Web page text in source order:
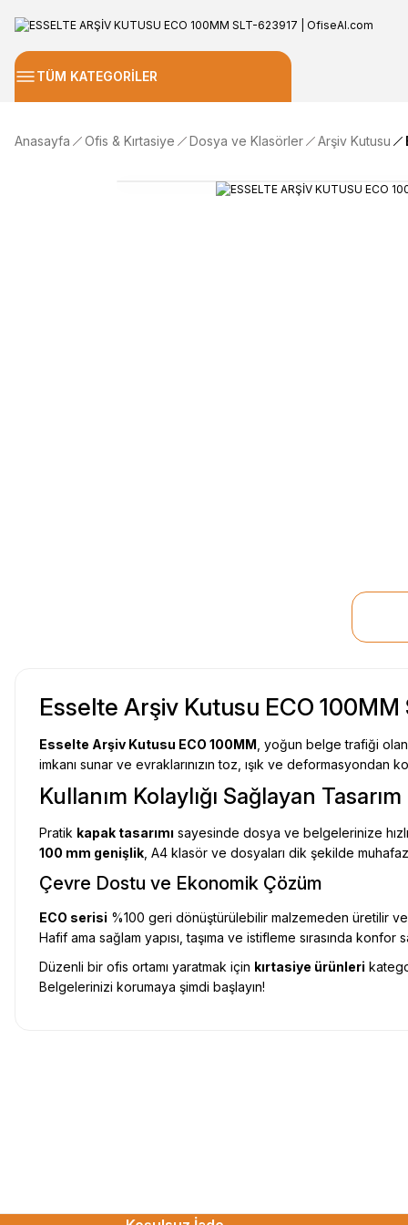
TÜM KATEGORİLER
Anasayfa Ofis & Kırtasiye Dosya ve Klasörler Arşiv Kutusu
Esselte Arşiv Kutusu ECO
Esselte Arşiv Kutusu ECO 100MM , yoğun belge trafiği
imkanı sunar ve evraklarınızın toz, ışık ve deformasyondan
Kullanım Kolaylığı Sağlayan Tasarım
Pratik kapak tasarımı sayesinde dosya ve belgelerinize
100 mm genişlik , A4 klasör ve dosyaları dik şekilde
Çevre Dostu ve Ekonomik Çözüm
ECO serisi %100 geri dönüştürülebilir malzemeden üretilir
Hafif ama sağlam yapısı, taşıma ve istifleme sırasında konfor
Düzenli bir ofis ortamı yaratmak için kırtasiye ürünleri
Belgelerinizi korumaya şimdi başlayın!